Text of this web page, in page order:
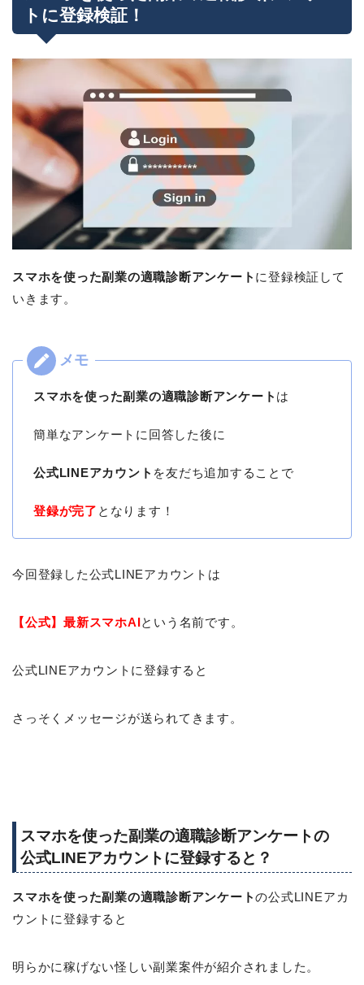
トに登録検証！
スマホを使った副業の適職診断アンケート に登録検証して
いきます。
スマホを使った副業の適職診断アンケート は
簡単なアンケートに回答した後に
公式LINEアカウント を友だち追加することで
登録が完了 となります！
今回登録した公式LINEアカウントは
【公式】最新スマホAIという名前です。
公式LINEアカウントに登録すると
さっそくメッセージが送られてきます。
スマホを使った副業の適職診断アンケートの
公式LINEアカウントに登録すると？
スマホを使った副業の適職診断アンケートの公式LINEアカ
ウントに登録すると
明らかに稼げない怪しい副業案件が紹介されました。